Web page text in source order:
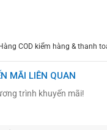
COD kiểm hàng & thanh
MÃI LIÊN QUAN
trình khuyến mãi!